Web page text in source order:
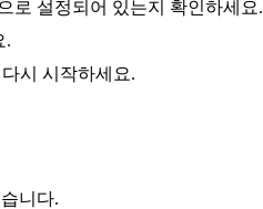
로 설정되어 있는지 확인하세요.
.
시 시작하세요.
니다.